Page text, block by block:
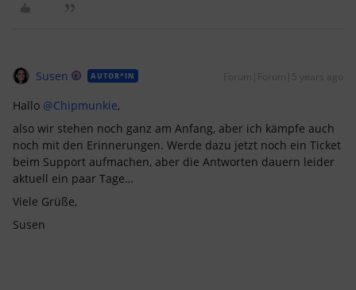
Susen AUTOR*IN Forum|Forum|5 years ago
Hallo @Chipmunkie,
also wir stehen noch ganz am Anfang, aber ich kämpfe auch
noch mit den Erinnerungen. Werde dazu jetzt noch ein Ticket
beim Support aufmachen, aber die Antworten dauern leider
aktuell ein paar Tage…
Viele Grüße,
Susen